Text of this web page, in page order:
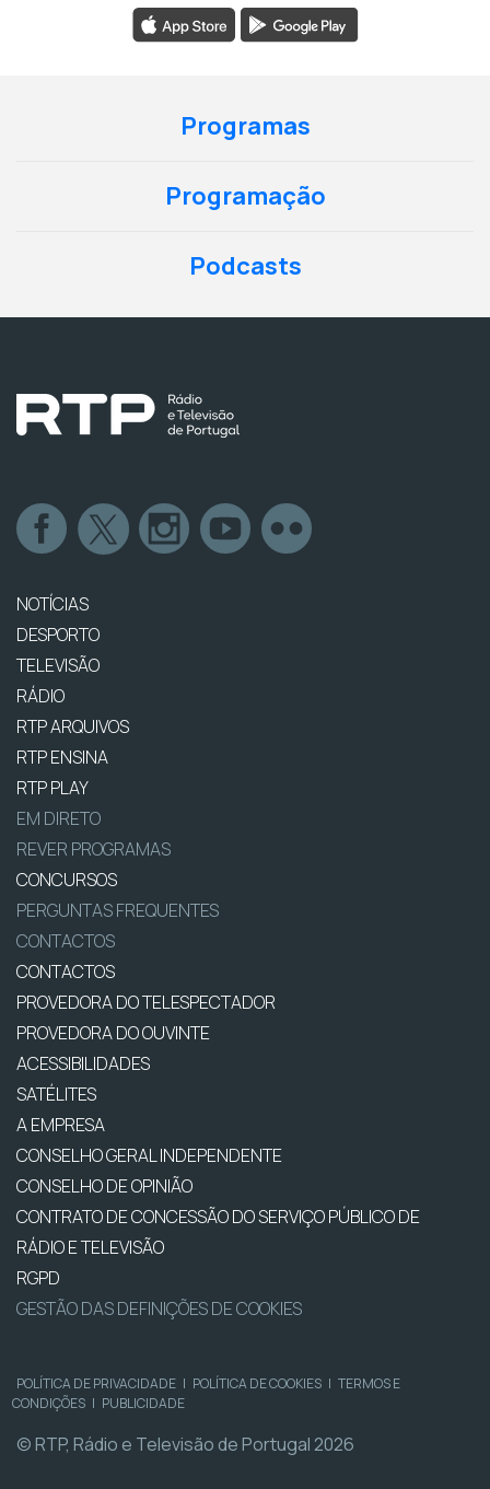
Programas
Programação
Podcasts
NOTÍCIAS
DESPORTO
TELEVISÃO
RÁDIO
RTP ARQUIVOS
RTP ENSINA
RTP PLAY
EM DIRETO
REVER PROGRAMAS
CONCURSOS
PERGUNTAS FREQUENTES
CONTACTOS
CONTACTOS
PROVEDORA DO TELESPECTADOR
PROVEDORA DO OUVINTE
ACESSIBILIDADES
SATÉLITES
A EMPRESA
CONSELHO GERAL INDEPENDENTE
CONSELHO DE OPINIÃO
CONTRATO DE CONCESSÃO DO SERVIÇO PÚBLICO DE
RÁDIO E TELEVISÃO
RGPD
GESTÃO DAS DEFINIÇÕES DE COOKIES
POLÍTICA DE PRIVACIDADE | POLÍTICA DE COOKIES | TERMOS E
CONDIÇÕES | PUBLICIDADE
© RTP, Rádio e Televisão de Portugal 2026